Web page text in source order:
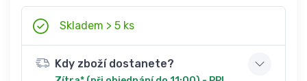
Skladem > 5 ks
Kdy zboží dostanete?